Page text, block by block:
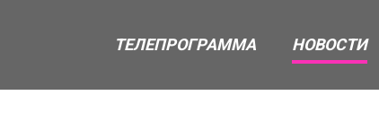
ТЕЛЕПРОГРАММА НОВОСТИ